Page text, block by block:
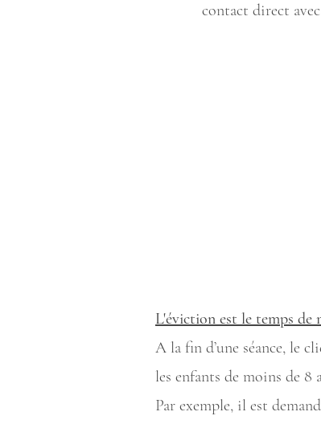
contact direct
L'éviction est le temps de
A la fin d’une séance, le
les enfants de moins de 8
Par exemple, il est